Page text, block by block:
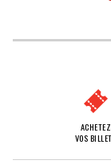
ACHETEZ
VOS